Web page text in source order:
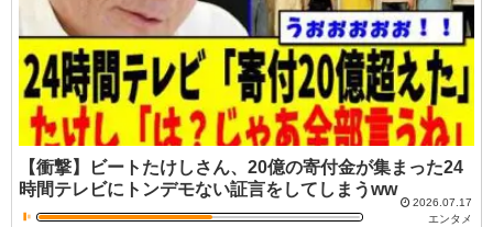
【衝撃】ビートたけしさん、20億の寄付金が集まった24
時間テレビにトンデモない証言をしてしまうww
2026.07.17
エンタメ